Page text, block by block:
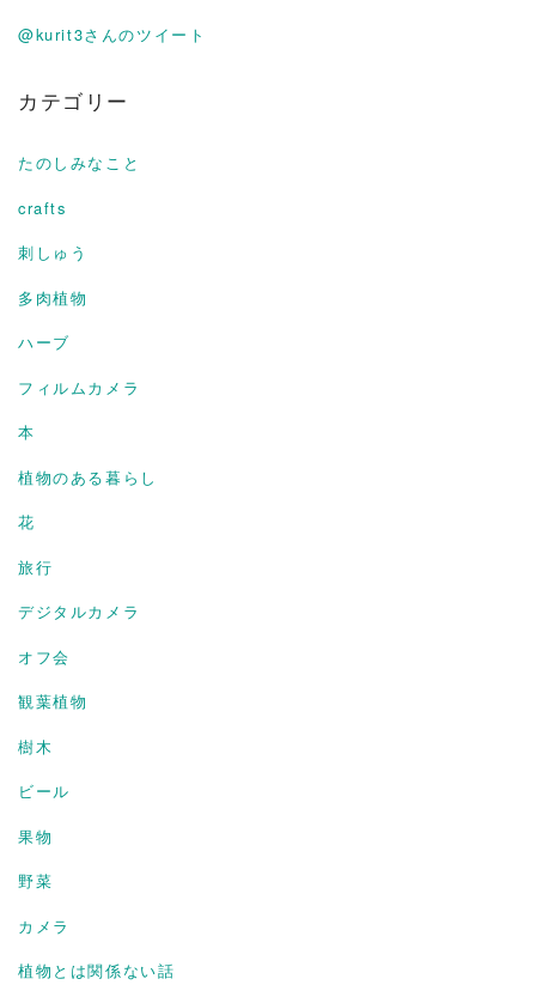
@kurit3さんのツイート
カテゴリー
たのしみなこと
crafts
刺しゅう
多肉植物
ハーブ
フィルムカメラ
本
植物のある暮らし
花
旅行
デジタルカメラ
オフ会
観葉植物
樹木
ビール
果物
野菜
カメラ
植物とは関係ない話